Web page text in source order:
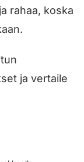
rahaa, koska
ja vertaile